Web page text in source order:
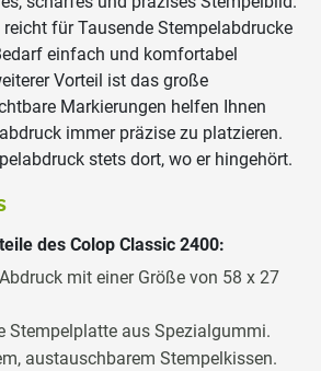
für Tausende Stempelabdrucke
einfach und komfortabel
Vorteil ist das große
Markierungen helfen Ihnen
immer präzise zu platzieren.
stets dort, wo er hingehört.
des Colop Classic 2400:
mit einer Größe von 58 x 27
Stempelplatte aus Spezialgummi.
austauschbarem Stempelkissen.